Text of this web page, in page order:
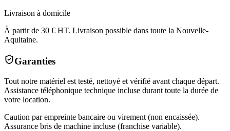
Livraison à domicile
À partir de 30 € HT. Livraison possible dans toute la Nouvelle-
Aquitaine.
Garanties
Tout notre matériel est testé, nettoyé et vérifié avant chaque départ.
Assistance téléphonique technique incluse durant toute la durée de
votre location.
Caution par empreinte bancaire ou virement (non encaissée).
Assurance bris de machine incluse (franchise variable).